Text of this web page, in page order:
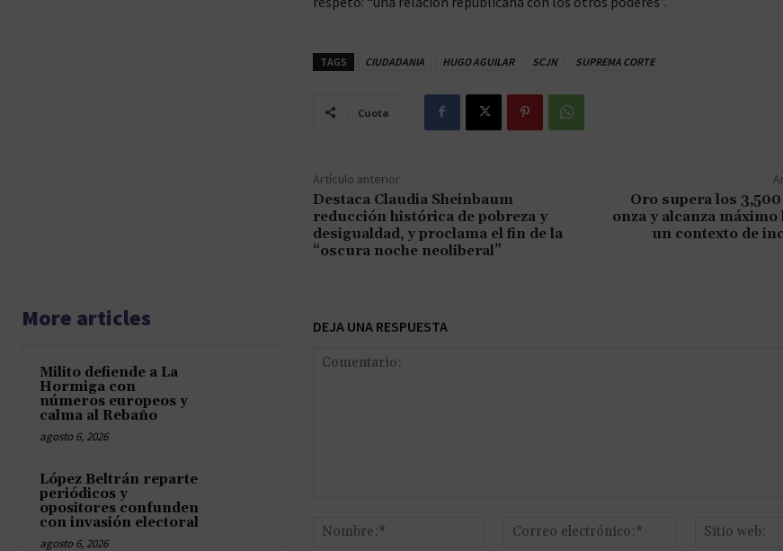
TAGS CIUDADANIA HUGO AGUILAR SCJN SUPREMA CORTE
Cuota
Artículo anterior
Destaca Claudia Sheinbaum
reducción histórica de pobreza y
desigualdad, y proclama el fin de la
“oscura noche neoliberal”
Oro supera los
onza y alcanza
un contexto de
More articles
Milito defiende a La
Hormiga con
números europeos y
calma al Rebaño
agosto 6, 2026
López Beltrán reparte
periódicos y
opositores confunden
con invasión electoral
agosto 6, 2026
DEJA UNA RESPUESTA
Nombre:*
Correo